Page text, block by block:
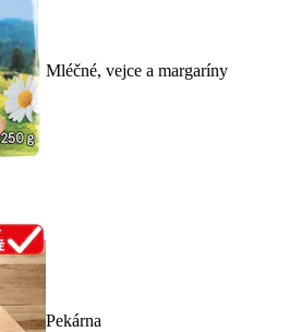
Mléčné, vejce a margaríny
Pekárna